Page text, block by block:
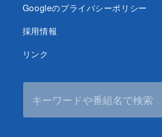
Googleのプライバシーポリシー
採用情報
リンク